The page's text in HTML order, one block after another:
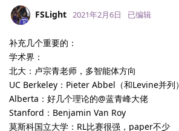
FSLight 2021年2月6日 已编辑
补充几个重要的：
学术界：
北大：卢宗青老师，多智能体方向
UC Berkeley：Pieter Abbel（和Levine并列）
Alberta：好几个理论的@蓝青峰大佬
Stanford：Benjamin Van Roy
莫斯科国立大学：RL比赛很强，paper不少